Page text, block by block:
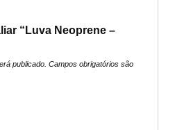
“Luva Neoprene –
publicado. Campos obrigatórios são